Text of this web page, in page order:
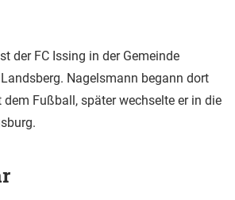
der FC Issing in der Gemeinde
Nagelsmann begann dort
Fußball, später wechselte er in die